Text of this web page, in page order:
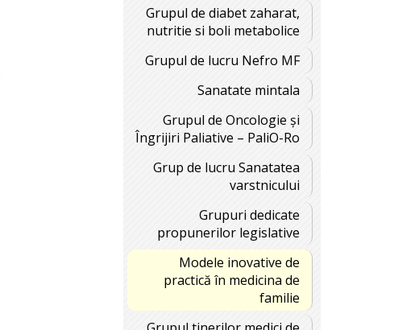
Grupul de diabet zaharat,
nutritie si boli metabolice
Grupul de lucru Nefro MF
Sanatate mintala
Grupul de Oncologie și
Îngrijiri Paliative – PaliO-Ro
Grup de lucru Sanatatea
varstnicului
Grupuri dedicate
propunerilor legislative
Modele inovative de
practică în medicina de
familie